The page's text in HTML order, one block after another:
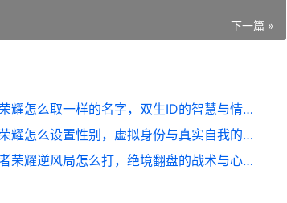
下一篇 »
王者荣耀怎么取一样的名字，双生ID的智慧与情感
王者荣耀怎么设置性别，虚拟身份与真实自我的交汇
**王者荣耀逆风局怎么打，绝境翻盘的战术与心法**